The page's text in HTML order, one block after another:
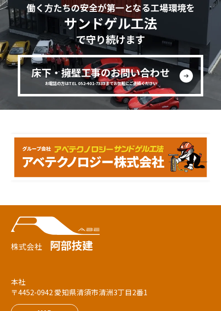
働く方たちの安全が第一となる工場環境を
サンドゲル工法
で守り続けます
床下・擁壁工事のお問い合わせ
お電話の方はTEL 052-401-7333までお気軽にご連絡ください
株式会社 阿部技建
本社
〒4452-0942 愛知県清須市清洲3丁目2番1